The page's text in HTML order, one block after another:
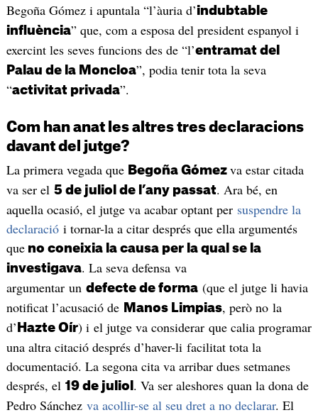
Begoña Gómez i apuntala “l’àuria d’indubtable
influència” que, com a esposa del president espanyol i
exercint les seves funcions des de “l’entramat del
Palau de la Moncloa”, podia tenir tota la seva
“activitat privada”.
Com han anat les altres tres declaracions
davant del jutge?
La primera vegada que Begoña Gómez va estar citada
va ser el 5 de juliol de l’any passat. Ara bé, en
aquella ocasió, el jutge va acabar optant per suspendre la
declaraciói tornar-la a citar després que ella argumentés
queno coneixia la causa per la qual se la
investigava. La seva defensa va
argumentar un defecte de forma(que el jutge li havia
notificat l’acusació de Manos Limpias, però no la
d’ Hazte Oír) i el jutge va considerar que calia programar
una altra citació després d’haver-li facilitat tota la
documentació. La segona cita va arribar dues setmanes
després, el 19 de juliol . Va ser aleshores quan la dona de
Pedro Sánchez va acollir-se al seu dret a no declarar. El